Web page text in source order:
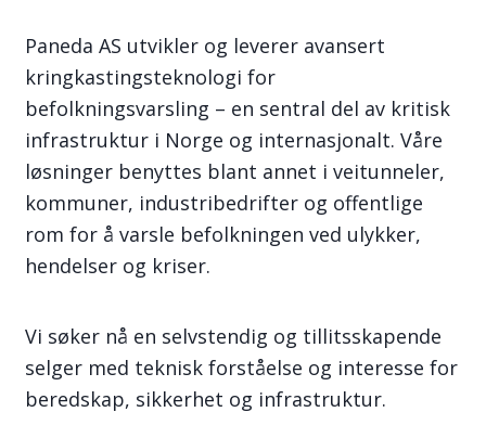
Paneda AS utvikler og leverer avansert
kringkastingsteknologi for
befolkningsvarsling – en sentral del av kritisk
infrastruktur i Norge og internasjonalt. Våre
løsninger benyttes blant annet i veitunneler,
kommuner, industribedrifter og offentlige
rom for å varsle befolkningen ved ulykker,
hendelser og kriser.
Vi søker nå en selvstendig og tillitsskapende
selger med teknisk forståelse og interesse for
beredskap, sikkerhet og infrastruktur.